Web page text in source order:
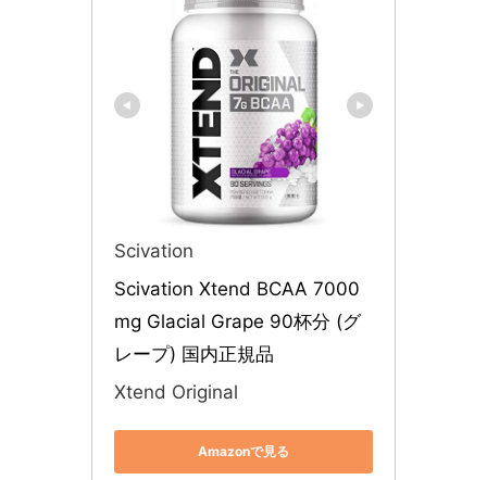
Scivation
Scivation Xtend BCAA 7000
mg Glacial Grape 90杯分 (グ
レープ) 国内正規品
Xtend Original
Amazonで見る